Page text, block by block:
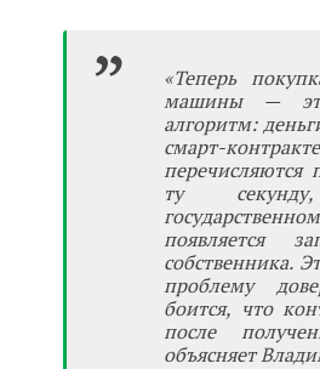
«Теперь
машины —
алгоритм:
смарт-
перечисляются
ту
появляется
собственника.
проблему
боится, что
после
объясняет